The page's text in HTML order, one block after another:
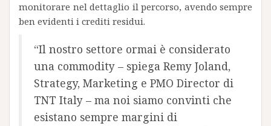
monitorare nel dettaglio il percorso, avendo sempre
ben evidenti i crediti residui.
“Il nostro settore ormai è considerato
una commodity – spiega Remy Joland,
Strategy, Marketing e PMO Director di
TNT Italy – ma noi siamo convinti che
esistano sempre margini di